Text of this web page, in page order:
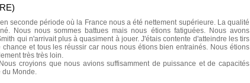
seconde période où la France nous a été nettement supérieure. La qualité
Nous nous sommes battues mais nous étions fatiguées. Nous avons
qui n'arrivait plus à quasiment à jouer. J'étais contente d'atteindre les tirs
et tous les réussir car nous nous étions bien entrainés. Nous étions
très très loin.
croyions que nous avions suffisamment de puissance et de capacités
du Monde.